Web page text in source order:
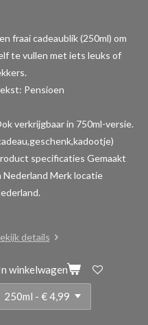
fraai cadeaublik (250ml) om
te vullen met iets leuks of
Pensioen
verkrijgbaar in 750ml-versie.
specificaties Gemaakt
Nederland Merk locatie
details
winkelwagen